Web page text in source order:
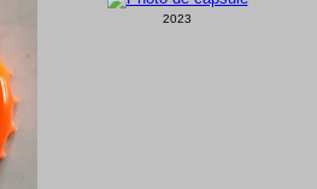
2023